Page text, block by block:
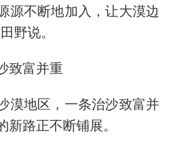
源不断地加入，让大漠边
野说。
致富并重
漠地区，一条治沙致富并
新路正不断铺展。